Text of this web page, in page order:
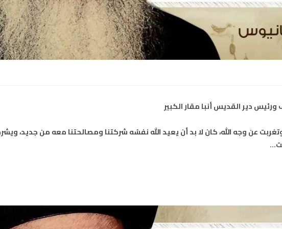
دير القديس أنبا مقار الكبير
عن وجه الله، كان لا بد أن يعيد الله نفسُه شركتنا ومصالحتنا معه من جديد،